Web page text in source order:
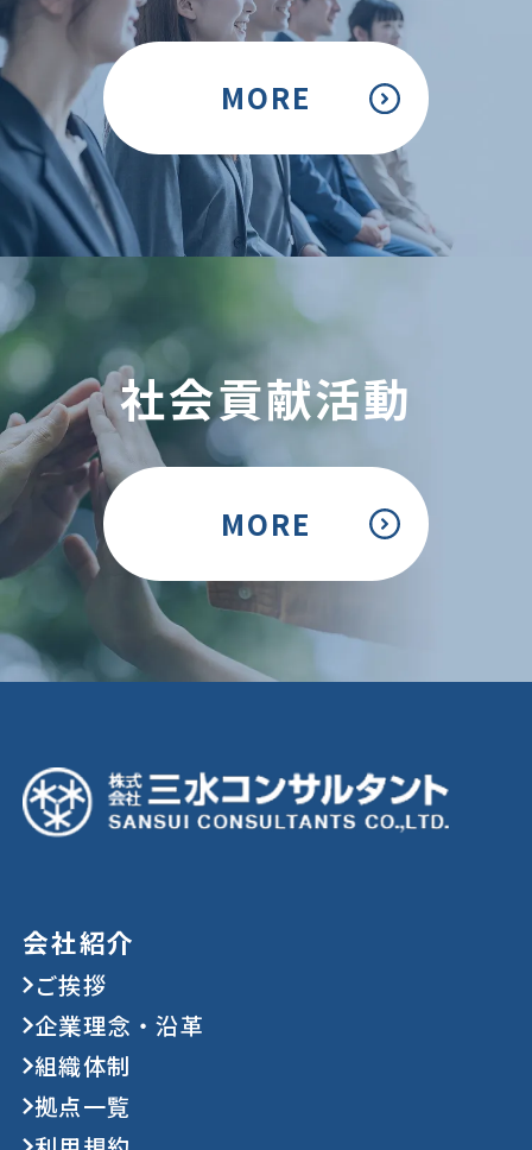
MORE
社会貢献活動
MORE
会社紹介
ご挨拶
企業理念・沿革
組織体制
拠点一覧